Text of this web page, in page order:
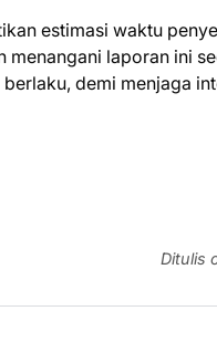
estimasi waktu
menangani laporan ini
demi menjaga
Ditulis